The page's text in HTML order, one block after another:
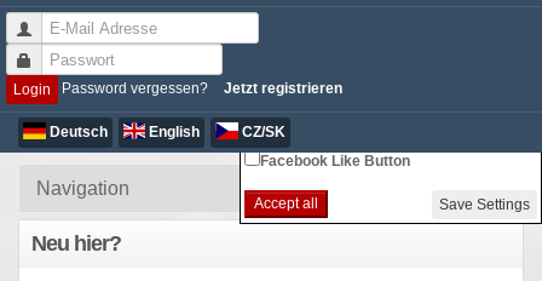
Login Password vergessen? Jetzt registrieren
Deutsch English CZ/SK
Neu hier?
Non-essential Cookie Settings
Google Analytics
Facebook Like Button
Accept all Save Settings